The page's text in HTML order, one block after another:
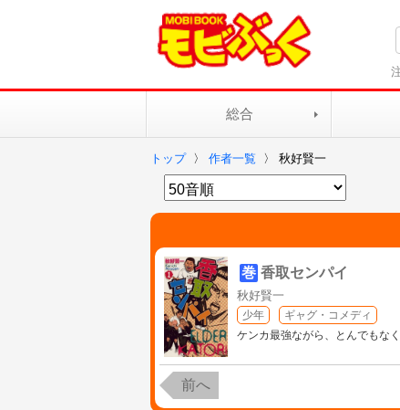
総合
トップ 〉 作者一覧 〉 秋好賢一
巻 香取センパイ
秋好賢一
少年
ギャグ・コメディ
ケンカ最強ながら、とんでもな
前へ